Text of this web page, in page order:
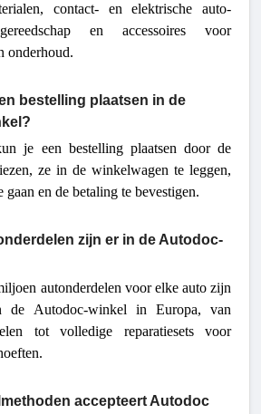
contact- en elektrische auto-
en accessoires voor
onderhoud.
bestelling plaatsen in de
je een bestelling plaatsen door de
ze in de winkelwagen te leggen,
gaan en de betaling te bevestigen.
zijn er in de Autodoc-
autonderdelen voor elke auto zijn
de Autodoc-winkel in Europa, van
tot volledige reparatiesets voor
accepteert Autodoc